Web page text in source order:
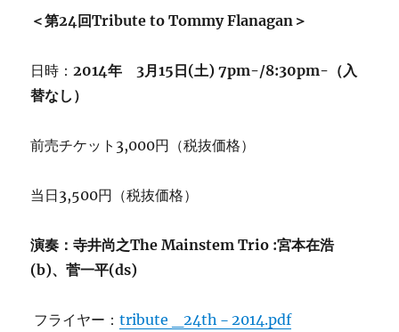
＜第24回Tribute to Tommy Flanagan＞
日時：2014年 3月15日(土) 7pm-/8:30pm-（入
替なし）
前売チケット3,000円（税抜価格）
当日3,500円（税抜価格）
演奏：寺井尚之The Mainstem Trio :宮本在浩
(b)、菅一平(ds)
フライヤー：tribute _24th－2014.pdf